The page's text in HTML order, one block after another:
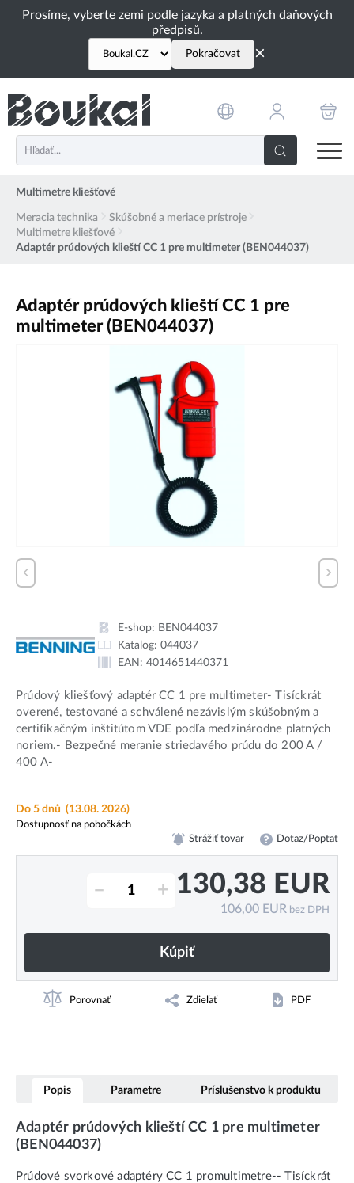
Prosíme, vyberte zemi podle jazyka a platných daňových
předpisů.
Pokračovat ×
Multimetre kliešťové
Meracia technika
Skúšobné a meriace prístroje
Multimetre kliešťové
Adaptér prúdových klieští CC 1 pre multimeter (BEN044037)
Adaptér prúdových klieští CC 1 pre
multimeter (BEN044037)
E-shop: BEN044037
Katalog: 044037
EAN: 4014651440371
Prúdový kliešťový adaptér CC 1 pre multimeter- Tisíckrát
overené, testované a schválené nezávislým skúšobným a
certifikačným inštitútom VDE podľa medzinárodne platných
noriem.- Bezpečné meranie striedavého prúdu do 200 A /
400 A-
Do 5 dnů (13.08. 2026)
Dostupnosť na pobočkách
Strážiť tovar Dotaz/Poptat
– + 130,38 EUR
106,00 EUR bez DPH
Kúpiť
Porovnať Zdieľať PDF
Popis Parametre Príslušenstvo k produktu
Adaptér prúdových klieští CC 1 pre multimeter
(BEN044037)
Prúdové svorkové adaptéry CC 1 promultimetre-- Tisíckrát